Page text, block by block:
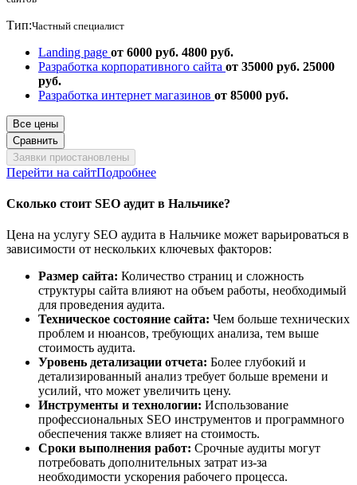
Тип:Частный специалист
Landing page от 6000 руб. 4800 руб.
Разработка корпоративного сайта от 35000 руб. 25000
руб.
Разработка интернет магазинов от 85000 руб.
Все цены
Сравнить
Заявки приостановлены
Перейти на сайтПодробнее
Сколько стоит SEO аудит в Нальчике?
Цена на услугу SEO аудита в Нальчике может варьироваться в
зависимости от нескольких ключевых факторов:
Размер сайта: Количество страниц и сложность
структуры сайта влияют на объем работы, необходимый
для проведения аудита.
Техническое состояние сайта: Чем больше технических
проблем и нюансов, требующих анализа, тем выше
стоимость аудита.
Уровень детализации отчета: Более глубокий и
детализированный анализ требует больше времени и
усилий, что может увеличить цену.
Инструменты и технологии: Использование
профессиональных SEO инструментов и программного
обеспечения также влияет на стоимость.
Сроки выполнения работ: Срочные аудиты могут
потребовать дополнительных затрат из-за
необходимости ускорения рабочего процесса.